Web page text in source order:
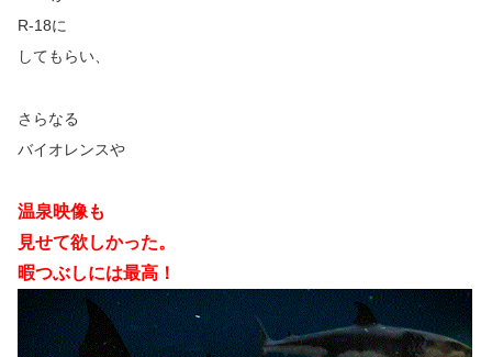
R-18に
してもらい、
さらなる
バイオレンスや
温泉映像も
見せて欲しかった。
暇つぶしには最高！